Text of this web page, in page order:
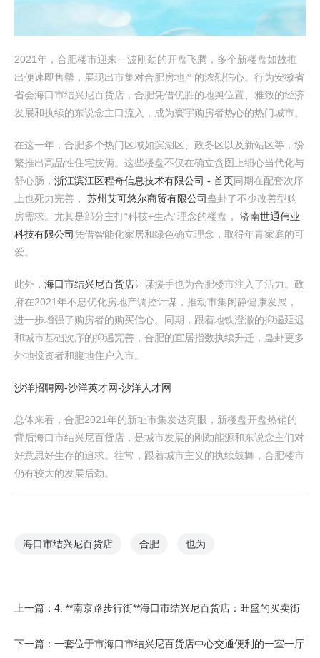
2021年，合肥楼市迎来一波刚劲的开盘飞腾，多个新楼盘如故推
出便速即售罄，展现出市集对合肥房地产的浓烈信心。行为安徽省
省会海口市结兴尼百货店，合肥凭借优胜的地舆位置、雅致的经济
发展和执续的东说念主口流入，成为寰宇购房者热心的热门城市。
在这一年，合肥多个热门区域如滨湖区、政务区以及新站区等，纷
繁推出高品性住宅技俩。这些楼盘不仅在确立贪图上细心当代化与
舒心肠， 浙江滨江区程奇信息技术有限公司 - 首页同期在配套次序
上也死力完善， 苏州艾可悠尔商贸有限公司 蛊卦了不少改善型购
房需求。尤其是部分主打“科技+生态”理念的楼盘， 济南世通伟业
科技有限公司凭借智能化家居和绿色确立理念，取得年青家庭的可
爱。
此外， 海口市结兴尼百货店计谋援手也为合肥楼市注入了活力。政
府在2021年不息优化房地产调控计谋，推动市集闲静健康发展，
进一步增强了购房者的购买信心。同期，跟着地铁澄澈的抑遏延迟
和城市基础次序的抑遏完善，合肥的宜居指数执续升迁，蛊卦更多
外地投资者和腹地住户入市。
沙洋招聘网-沙洋英才网-沙洋人才网
总体来看，合肥2021年的新址市集发达亮眼，新楼盘开盘热销的
背后海口市结兴尼百货店，是城市发展的刚劲能源和东说念主们对
好意思好生存的追求。往常，跟着城市主义的执续鼓舞，合肥楼市
仍有较大的发展后劲。
海口市结兴尼百货店 合肥 也为
上一篇： 4. **南京路步行街**海口市结兴尼百货店：旺盛的买卖街
下一篇： 一套位于市海口市结兴尼百货店中心交通便利的一室一厅